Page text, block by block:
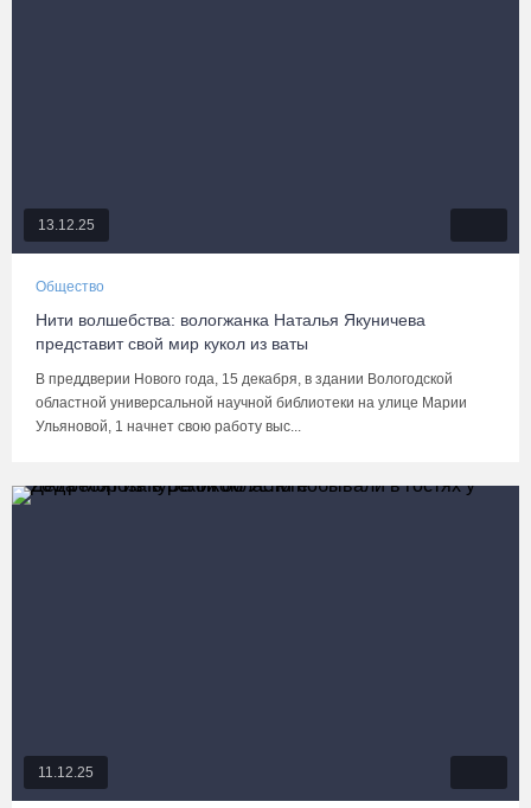
13.12.25
Общество
Нити волшебства: вологжанка Наталья Якуничева
представит свой мир кукол из ваты
В преддверии Нового года, 15 декабря, в здании Вологодской
областной универсальной научной библиотеки на улице Марии
Ульяновой, 1 начнет свою работу выс...
11.12.25